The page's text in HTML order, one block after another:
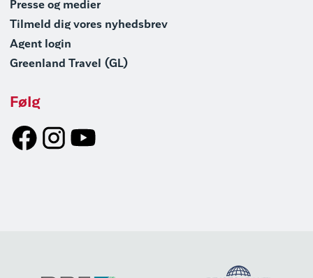
Presse og medier
Tilmeld dig vores nyhedsbrev
Agent login
Greenland Travel (GL)
Følg